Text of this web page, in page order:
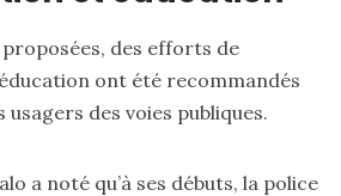
des efforts de
ont été recommandés
usagers des voies publiques.
a noté qu’à ses débuts, la police